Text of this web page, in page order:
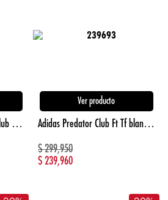
Adidas Guayos F50 Messi Club Pasto Sintetico blanco de hombre para futbol
Ver producto
Adidas Predator Club Ft Tf blanco de hombre para futbol
$299,950
$239,960